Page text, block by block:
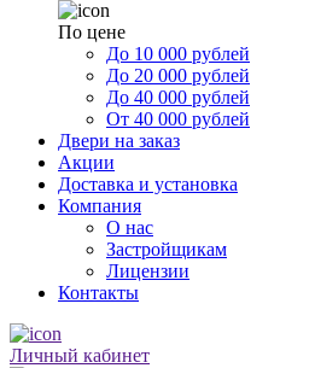
По цене
До 10 000 рублей
До 20 000 рублей
До 40 000 рублей
От 40 000 рублей
Двери на заказ
Акции
Доставка и установка
Компания
О нас
Застройщикам
Лицензии
Контакты
Личный кабинет